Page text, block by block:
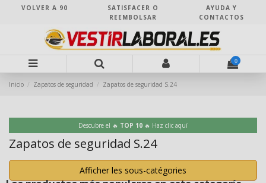
VOLVER A 90
SATISFACER O
REEMBOLSAR
AYUDA Y
CONTACTOS
0
Inicio Zapatos de seguridad Zapatos de seguridad S.24
Descubre el 🔥 TOP 10 🔥 Haz clic aquí
Zapatos de seguridad S.24
Afficher les sous-catégories